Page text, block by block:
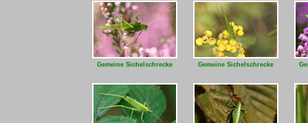
Gemeine Sichelschrecke Gemeine Sichelschrecke